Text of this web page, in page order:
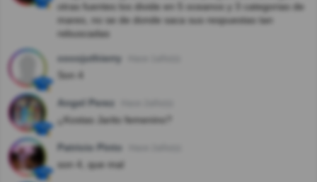
otras fuentes los divide en 5 oceanos y 3 categorias de
mares, no se de donde saca sus respuestas tan
rebuscadas
cocojuthierry
Son 4
Angel Perez
¿Kostas Jarito femenino?
Patricio Pinto
son 4, que mal